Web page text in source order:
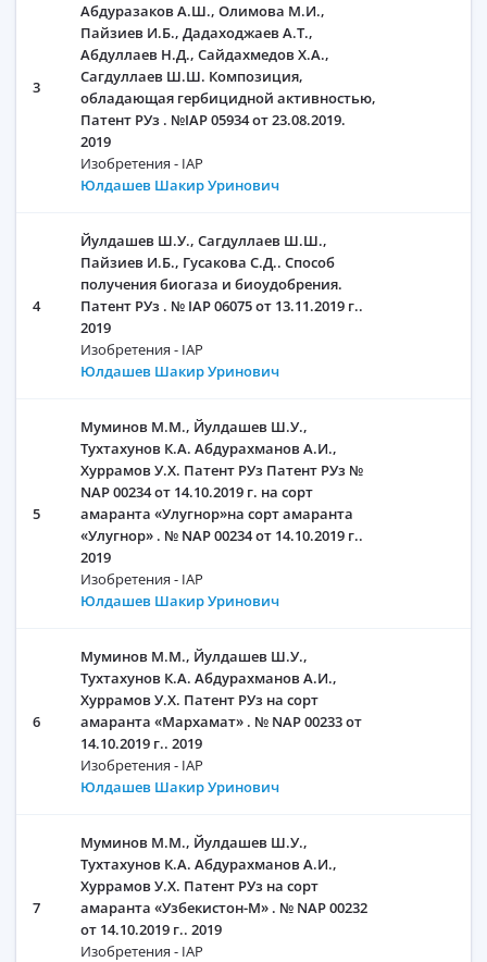
3
Абдуразаков А.Ш., Олимова М.И.,
Пайзиев И.Б., Дадаходжаев А.Т.,
Абдуллаев Н.Д., Сайдахмедов Х.А.,
Сагдуллаев Ш.Ш. Композиция,
обладающая гербицидной активностью,
Патент РУз . №IAP 05934 от 23.08.2019.
2019
Изобретения - IAP
Юлдашев Шакир Уринович
4
Йулдашев Ш.У., Сагдуллаев Ш.Ш.,
Пайзиев И.Б., Гусакова С.Д.. Способ
получения биогаза и биоудобрения.
Патент РУз . № IAP 06075 от 13.11.2019 г..
2019
Изобретения - IAP
Юлдашев Шакир Уринович
5
Муминов М.М., Йулдашев Ш.У.,
Тухтахунов К.А. Абдурахманов А.И.,
Хуррамов У.Х. Патент РУз Патент РУз №
NAP 00234 от 14.10.2019 г. на сорт
амаранта «Улугнор»на сорт амаранта
«Улугнор» . № NAP 00234 от 14.10.2019 г..
2019
Изобретения - IAP
Юлдашев Шакир Уринович
6
Муминов М.М., Йулдашев Ш.У.,
Тухтахунов К.А. Абдурахманов А.И.,
Хуррамов У.Х. Патент РУз на сорт
амаранта «Мархамат» . № NAP 00233 от
14.10.2019 г.. 2019
Изобретения - IAP
Юлдашев Шакир Уринович
7
Муминов М.М., Йулдашев Ш.У.,
Тухтахунов К.А. Абдурахманов А.И.,
Хуррамов У.Х. Патент РУз на сорт
амаранта «Узбекистон-М» . № NAP 00232
от 14.10.2019 г.. 2019
Изобретения - IAP